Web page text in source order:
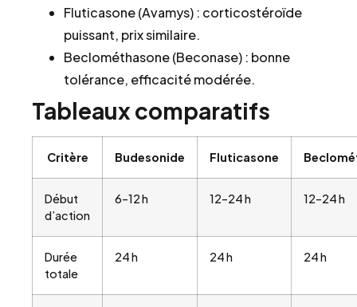
Fluticasone (Avamys) : corticostéroïde
puissant, prix similaire.
Beclométhasone (Beconase) : bonne
tolérance, efficacité modérée.
Tableaux comparatifs
Critère Budesonide Fluticasone
Début
d’action
6–12 h 12–24 h 12–24 h
Durée
totale
24 h 24 h 24 h